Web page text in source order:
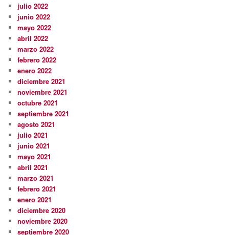
julio 2022
junio 2022
mayo 2022
abril 2022
marzo 2022
febrero 2022
enero 2022
diciembre 2021
noviembre 2021
octubre 2021
septiembre 2021
agosto 2021
julio 2021
junio 2021
mayo 2021
abril 2021
marzo 2021
febrero 2021
enero 2021
diciembre 2020
noviembre 2020
septiembre 2020